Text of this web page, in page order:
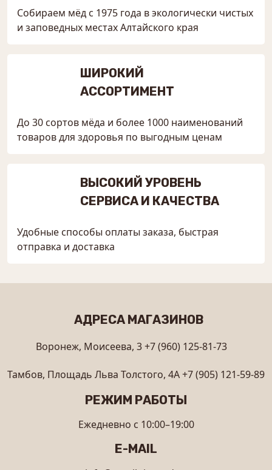
Собираем мёд с 1975 года в экологически чистых
и заповедных местах Алтайского края
ШИРОКИЙ
АССОРТИМЕНТ
До 30 сортов мёда и более 1000 наименований
товаров для здоровья по выгодным ценам
ВЫСОКИЙ УРОВЕНЬ
СЕРВИСА И КАЧЕСТВА
Удобные способы оплаты заказа, быстрая
отправка и доставка
АДРЕСА МАГАЗИНОВ
Воронеж, Моисеева, 3+7 (960) 125-81-73
Тамбов, Площадь Льва Толстого, 4А+7 (905) 121-59-89
РЕЖИМ РАБОТЫ
Ежедневно с 10:00–19:00
E-MAIL